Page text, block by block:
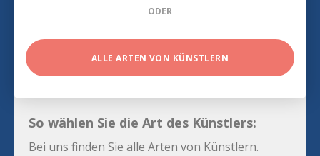
ODER
ALLE ARTEN VON KÜNSTLERN
So wählen Sie die Art des Künstlers:
Bei uns finden Sie alle Arten von Künstlern.